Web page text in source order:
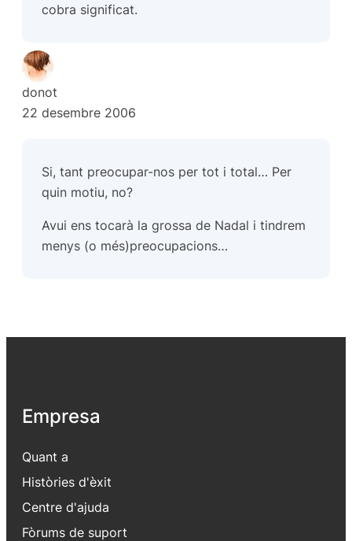
cobra significat.
donot
22 desembre 2006
Si, tant preocupar-nos per tot i total… Per
quin motiu, no?
Avui ens tocarà la grossa de Nadal i tindrem
menys (o més)preocupacions…
Empresa
Quant a
Històries d'èxit
Centre d'ajuda
Fòrums de suport